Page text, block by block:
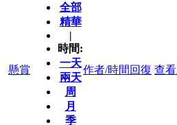
懸賞
全部
精華
|
時間:
一天
兩天
周
月
季
作者/時間 回復 查看